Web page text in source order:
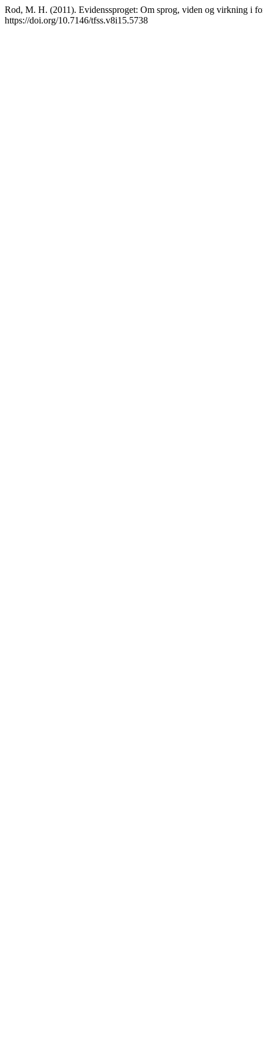
Rod, M. H. (2011). Evidenssproget: Om sprog, viden og virkning i
https://doi.org/10.7146/tfss.v8i15.5738